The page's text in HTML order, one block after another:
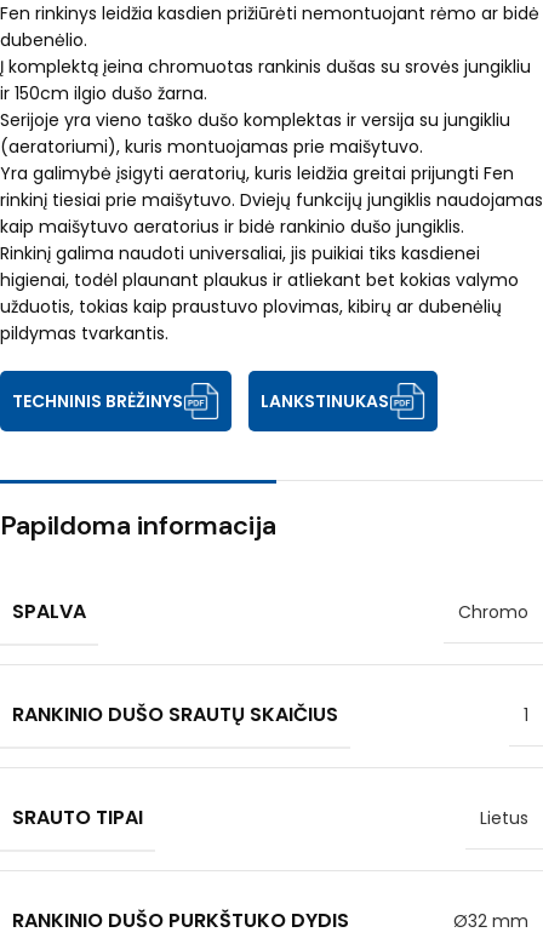
Fen rinkinys leidžia kasdien prižiūrėti nemontuojant rėmo ar bidė
dubenėlio.
Į komplektą įeina chromuotas rankinis dušas su srovės jungikliu
ir 150cm ilgio dušo žarna.
Serijoje yra vieno taško dušo komplektas ir versija su jungikliu
(aeratoriumi), kuris montuojamas prie maišytuvo.
Yra galimybė įsigyti aeratorių, kuris leidžia greitai prijungti Fen
rinkinį tiesiai prie maišytuvo. Dviejų funkcijų jungiklis naudojamas
kaip maišytuvo aeratorius ir bidė rankinio dušo jungiklis.
Rinkinį galima naudoti universaliai, jis puikiai tiks kasdienei
higienai, todėl plaunant plaukus ir atliekant bet kokias valymo
užduotis, tokias kaip praustuvo plovimas, kibirų ar dubenėlių
pildymas tvarkantis.
TECHNINIS BRĖŽINYS LANKSTINUKAS
Papildoma informacija
SPALVA Chromo
RANKINIO DUŠO SRAUTŲ SKAIČIUS 1
SRAUTO TIPAI Lietus
RANKINIO DUŠO PURKŠTUKO DYDIS Ø32 mm